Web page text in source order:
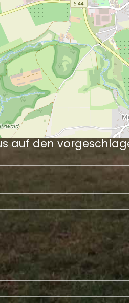
auf den